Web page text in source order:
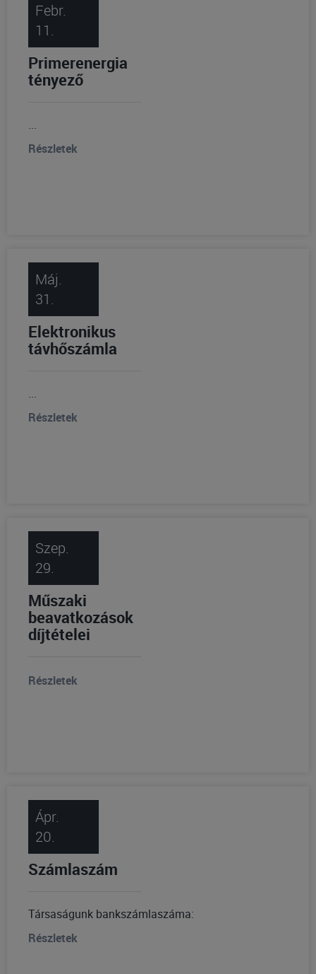
Febr.
11.
Primerenergia
tényező
...
Részletek
Máj.
31.
Elektronikus
távhőszámla
...
Részletek
Szep.
29.
Műszaki
beavatkozások
díjtételei
Részletek
Ápr.
20.
Számlaszám
Társaságunk bankszámlaszáma:
Részletek